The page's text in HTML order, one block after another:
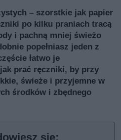
– szorstkie jak papier
po kilku praniach tracą
i pachną mniej świeżo
popełniasz jeden z
łatwo je
prać ręczniki, by przy
świeże i przyjemne w
środków i zbędnego